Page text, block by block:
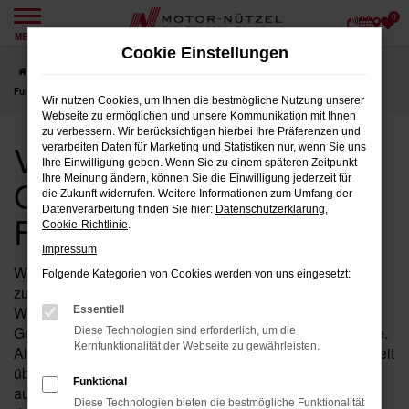
Zum
springen
MENÜ
0
Fulda
VW Tiguan
Gebrauchtwagen für
Fulda
Wenn Sie in der Nähe von Fulda nach einem
zuverlässigen Fahrzeug suchen, das Ihnen Qualität und
Wertigkeit bietet, dann ist ein Tiguan von VW als
Gebrauchtwagen bei Motor-Nützel die ideale Wahl für Sie.
Als Ihr erfahrenes VW Autohaus in der Nähe von Fulda seit
über 90 Jahren, bieten wir Ihnen eine sorgfältig
ausgewählte Palette an Tiguan Gebrauchtwagen, die
Cookie Einstellungen
Wir nutzen Cookies, um Ihnen die bestmögliche Nutzung unserer
Webseite zu ermöglichen und unsere Kommunikation mit Ihnen
zu verbessern. Wir berücksichtigen hierbei Ihre Präferenzen und
verarbeiten Daten für Marketing und Statistiken nur, wenn Sie uns
Ihre Einwilligung geben. Wenn Sie zu einem späteren Zeitpunkt
Ihre Meinung ändern, können Sie die Einwilligung jederzeit für
die Zukunft widerrufen. Weitere Informationen zum Umfang der
Datenverarbeitung finden Sie hier: Datenschutzerklärung,
Cookie-Richtlinie.
Impressum
Folgende Kategorien von Cookies werden von uns eingesetzt:
Essentiell
Diese Technologien sind erforderlich, um die
Kernfunktionalität der Webseite zu gewährleisten.
Funktional
Diese Technologien bieten die bestmögliche Funktionalität